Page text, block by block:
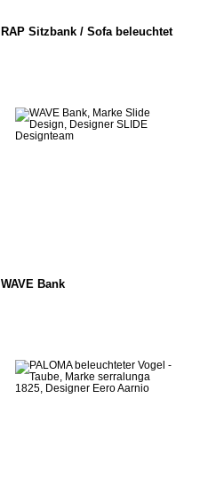
RAP Sitzbank / Sofa beleuchtet
WAVE Bank